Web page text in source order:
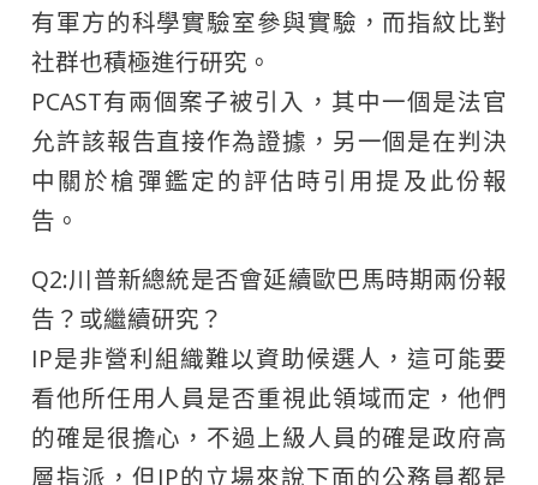
有軍方的科學實驗室參與實驗，而指紋比對
社群也積極進行研究。
PCAST有兩個案子被引入，其中一個是法官
允許該報告直接作為證據，另一個是在判決
中關於槍彈鑑定的評估時引用提及此份報
告。
Q2:川普新總統是否會延續歐巴馬時期兩份報
告？或繼續研究？
IP是非營利組織難以資助候選人，這可能要
看他所任用人員是否重視此領域而定，他們
的確是很擔心，不過上級人員的確是政府高
層指派，但IP的立場來說下面的公務員都是